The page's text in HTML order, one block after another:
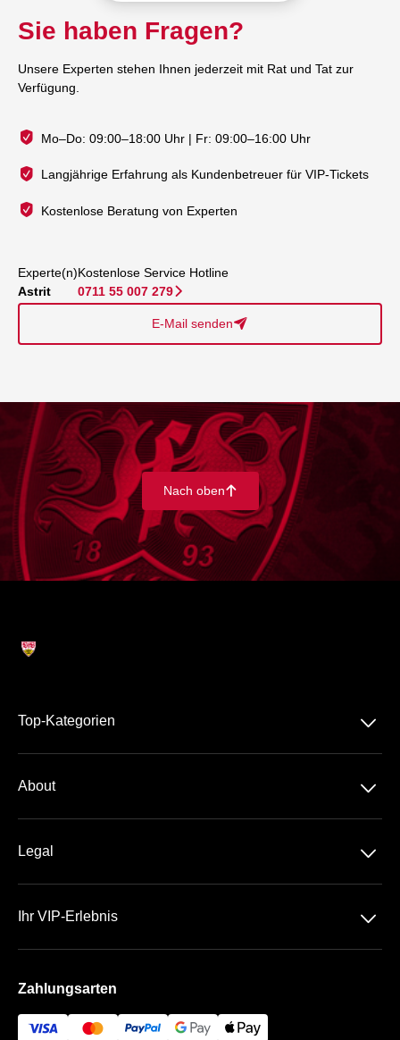
Sie haben Fragen?
Unsere Experten stehen Ihnen jederzeit mit Rat und Tat zur
Verfügung.
Mo–Do: 09:00–18:00 Uhr | Fr: 09:00–16:00 Uhr
Langjährige Erfahrung als Kundenbetreuer für VIP-Tickets
Kostenlose Beratung von Experten
Experte(n)
Astrit
Kostenlose Service Hotline
0711 55 007 279􀆊
E-Mail senden􀈠
Nach oben􀄨
Top-Kategorien 􀆈
DFB-Pokal
About 􀆈
Häufige Fragen
Legal 􀆈
Ihr VIP-Erlebnis 􀆈
Zahlungsarten